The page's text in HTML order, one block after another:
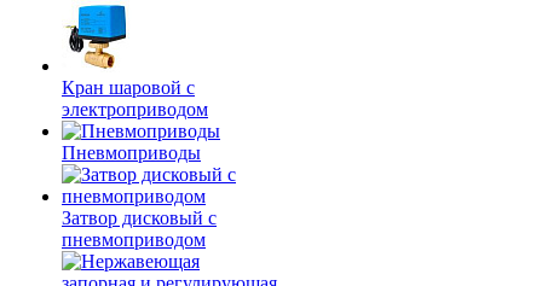
Кран шаровой с
электроприводом
Пневмоприводы
Затвор дисковый с
пневмоприводом